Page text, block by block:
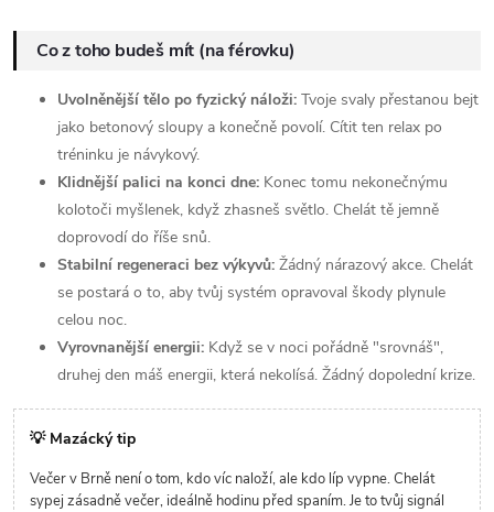
Co z toho budeš mít (na férovku)
Uvolněnější tělo po fyzický náloži: Tvoje svaly přestanou bejt
jako betonový sloupy a konečně povolí. Cítit ten relax po
tréninku je návykový.
Klidnější palici na konci dne: Konec tomu nekonečnýmu
kolotoči myšlenek, když zhasneš světlo. Chelát tě jemně
doprovodí do říše snů.
Stabilní regeneraci bez výkyvů: Žádný nárazový akce. Chelát
se postará o to, aby tvůj systém opravoval škody plynule
celou noc.
Vyrovnanější energii: Když se v noci pořádně "srovnáš",
druhej den máš energii, která nekolísá. Žádný dopolední krize.
💡 Mazácký tip
Večer v Brně není o tom, kdo víc naloží, ale kdo líp vypne. Chelát
sypej zásadně večer, ideálně hodinu před spaním. Je to tvůj signál